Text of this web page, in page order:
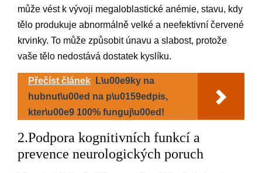
může vést k vývoji megaloblastické anémie, stavu, kdy
tělo produkuje abnormálně velké a neefektivní červené
krvinky. To může způsobit únavu a slabost, protože
vaše tělo nedostává dostatek kyslíku.
Přečíst článek
L\u00e9ky na
hubnut\u00ed na p\u0159edpis,
kter\u00e9 100% funguj\u00ed!
2.Podpora kognitivních funkcí a
prevence neurologických poruch